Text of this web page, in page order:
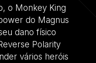
o Monkey King
do Magnus
dano físico
Polarity
vários heróis